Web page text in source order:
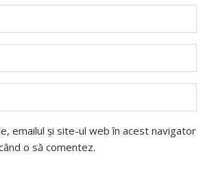
emailul și site-ul web în acest navigator
o să comentez.